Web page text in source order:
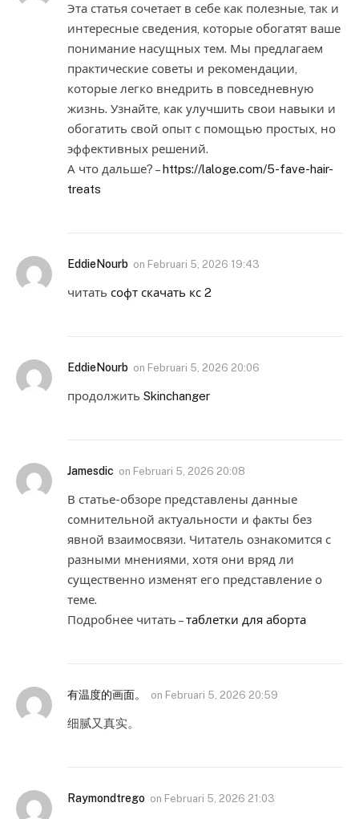
Эта статья сочетает в себе как полезные, так и
интересные сведения, которые обогатят ваше
понимание насущных тем. Мы предлагаем
практические советы и рекомендации,
которые легко внедрить в повседневную
жизнь. Узнайте, как улучшить свои навыки и
обогатить свой опыт с помощью простых, но
эффективных решений.
А что дальше? –https://laloge.com/5-fave-hair-
treats
EddieNourb on Februari 5, 2026 19:43
читать софт скачать кс 2
EddieNourb on Februari 5, 2026 20:06
продолжить Skinchanger
Jamesdic on Februari 5, 2026 20:08
В статье-обзоре представлены данные
сомнительной актуальности и факты без
явной взаимосвязи. Читатель ознакомится с
разными мнениями, хотя они вряд ли
существенно изменят его представление о
теме.
Подробнее читать –таблетки для аборта
有温度的画面。 on Februari 5, 2026 20:59
细腻又真实。
Raymondtrego on Februari 5, 2026 21:03